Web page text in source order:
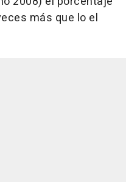
más que lo el